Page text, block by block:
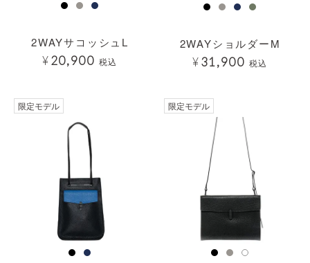
2WAYサコッシュL
¥20,900 税込
2WAYショルダーM
¥31,900 税込
限定モデル 限定モデル